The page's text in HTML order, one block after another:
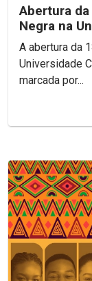
Abertura
Negra na
A abertura da
Universidade
marcada por...